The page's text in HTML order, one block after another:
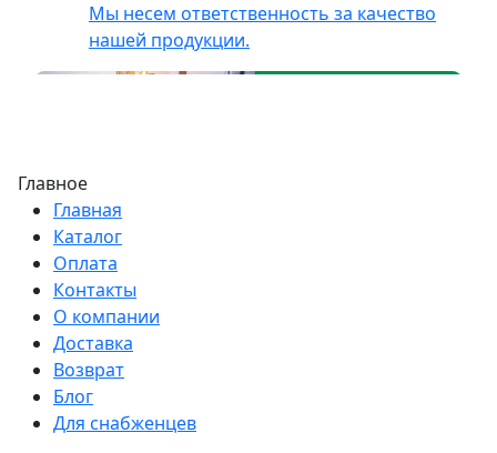
Мы несем ответственность за качество
нашей продукции.
Главное
Главная
Каталог
Оплата
Контакты
О компании
Доставка
Возврат
Блог
Для снабженцев